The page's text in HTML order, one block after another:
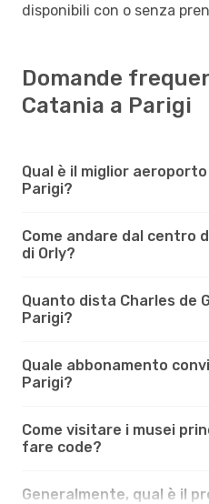
disponibili con o senza
Domande
Catania a Parigi
Qual è il miglior
Parigi?
Come andare dal centro
di Orly?
Quanto dista Charles de
Parigi?
Quale abbonamento
Parigi?
Come visitare i musei
fare code?
Generalmente, qual è il